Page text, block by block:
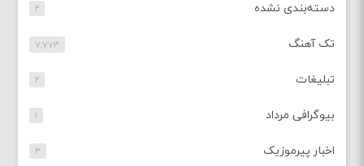
دسته‌بندی نشده ۲
تک آهنگ ۷,۷۷۳
تبلیغات ۲
بیوگرافی مرداد ۱
اخبار پیرموزیک ۳